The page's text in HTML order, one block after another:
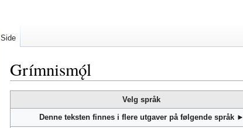
Grímnismǫ́l
til
navigering
til
Velg språk
Denne teksten finnes i flere utgaver på følgende språk ►
Side